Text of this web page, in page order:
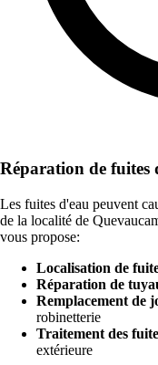
Réparation de fuites
Les fuites d'eau peuvent
de la localité de
vous propose:
Localisation de
Réparation de
Remplacement de
robinetterie
Traitement des
extérieure